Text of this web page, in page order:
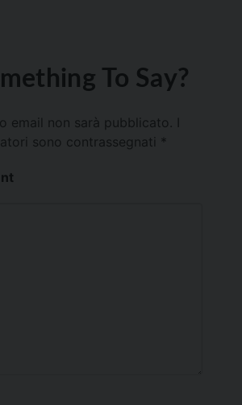
To Say?
email non sarà pubblicato.
sono contrassegnati *